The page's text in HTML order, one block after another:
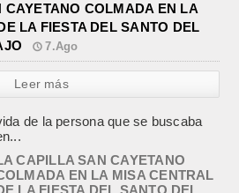
CAYETANO COLMADA EN LA
LA FIESTA DEL SANTO DEL
7.Ago
Leer más
CAPILLA SAN CAYETANO
EN LA MISA CENTRAL
LA FIESTA DEL SANTO DEL
Y EL TRABAJO